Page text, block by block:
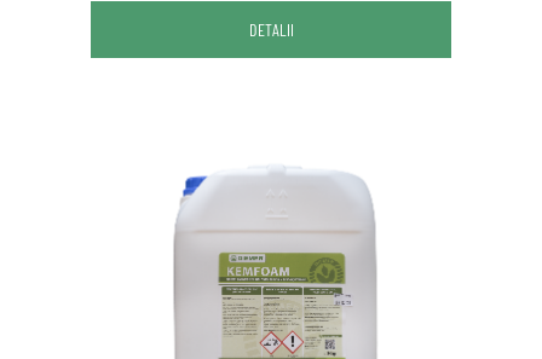
DETALII